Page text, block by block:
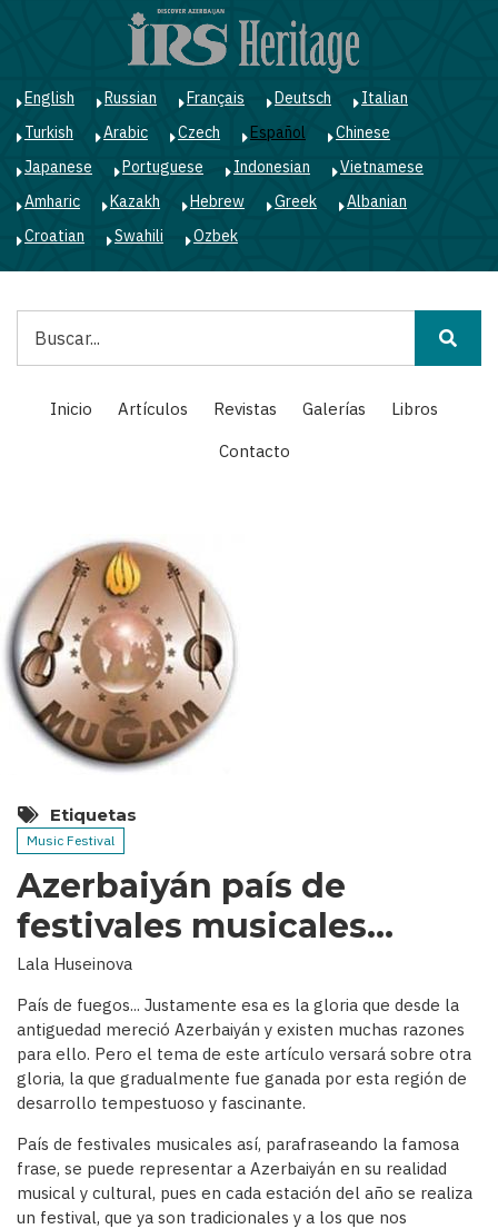
English Russian Français Deutsch
Italian
Turkish
Arabic Czech Español
Chinese
Japanese
Portuguese Indonesian
Vietnamese
Amharic
Kazakh Hebrew Greek
Albanian
Croatian
Swahili Ozbek
Main
navigation
Inicio Artículos Revistas Galerías
Libros
Contacto
Etiquetas
Music Festival
Azerbaiyán país de
festivales musicales…
Lala Huseinova
País de fuegos... Justamente esa es la gloria que desde la
antiguedad mereció Azerbaiyán y existen muchas razones
para ello. Pero el tema de este artículo versará sobre otra
gloria, la que gradualmente fue ganada por esta región de
desarrollo tempestuoso y fascinante.
País de festivales musicales así, parafraseando la famosa
frase, se puede representar a Azerbaiyán en su realidad
musical y cultural, pues en cada estación del año se realiza
un festival, que ya son tradicionales y a los que nos